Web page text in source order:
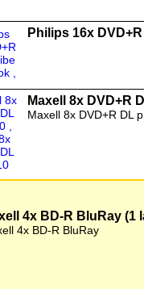
Philips 16x
Maxell 8x DVD+R
Maxell 8x DVD+R DL
4x BD-R BluRay (1
4x BD-R BluRay